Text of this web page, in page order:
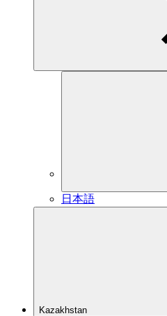
日本語
Kazakhstan